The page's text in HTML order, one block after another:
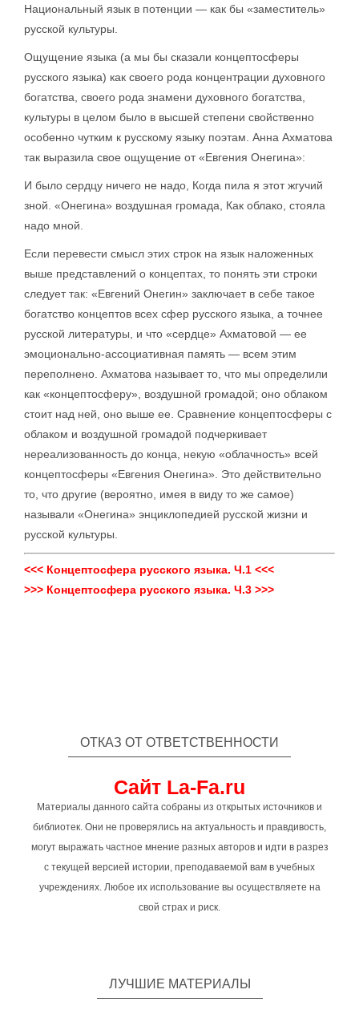
Национальный язык в потенции — как бы «заместитель»
русской культуры.
Ощущение языка (а мы бы сказали концептосферы
русского языка) как своего рода концентрации духовного
богатства, своего рода знамени духовного богатства,
культуры в целом было в высшей степени свойственно
особенно чутким к русскому языку поэтам. Анна Ахматова
так выразила свое ощущение от «Евгения Онегина»:
И было сердцу ничего не надо, Когда пила я этот жгучий
зной. «Онегина» воздушная громада, Как облако, стояла
надо мной.
Если перевести смысл этих строк на язык наложенных
выше представлений о концептах, то понять эти строки
следует так: «Евгений Онегин» заключает в себе такое
богатство концептов всех сфер русского языка, а точнее
русской литературы, и что «сердце» Ахматовой — ее
эмоционально-ассоциативная память — всем этим
переполнено. Ахматова называет то, что мы определили
как «концептосферу», воздушной громадой; оно облаком
стоит над ней, оно выше ее. Сравнение концептосферы с
облаком и воздушной громадой подчеркивает
нереализованность до конца, некую «облачность» всей
концептосферы «Евгения Онегина». Это действительно
то, что другие (вероятно, имея в виду то же самое)
называли «Онегина» энциклопедией русской жизни и
русской культуры.
<<< Концептосфера русского языка. Ч.1 <<<
>>> Концептосфера русского языка. Ч.3 >>>
ОТКАЗ ОТ ОТВЕТСТВЕННОСТИ
Сайт La-Fa.ru
Материалы данного сайта собраны из открытых источников и
библиотек. Они не проверялись на актуальность и правдивость,
могут выражать частное мнение разных авторов и идти в разрез
с текущей версией истории, преподаваемой вам в учебных
учреждениях. Любое их использование вы осуществляете на
свой страх и риск.
ЛУЧШИЕ МАТЕРИАЛЫ